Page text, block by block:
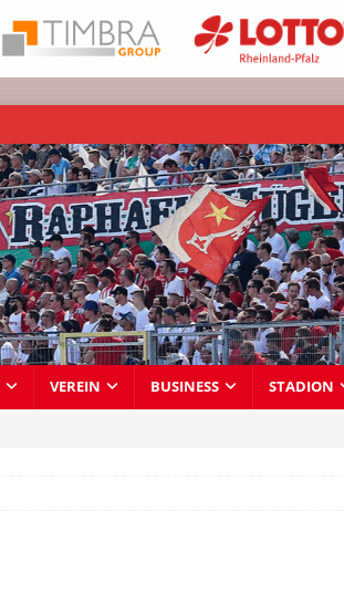
VEREIN BUSINESS STADION